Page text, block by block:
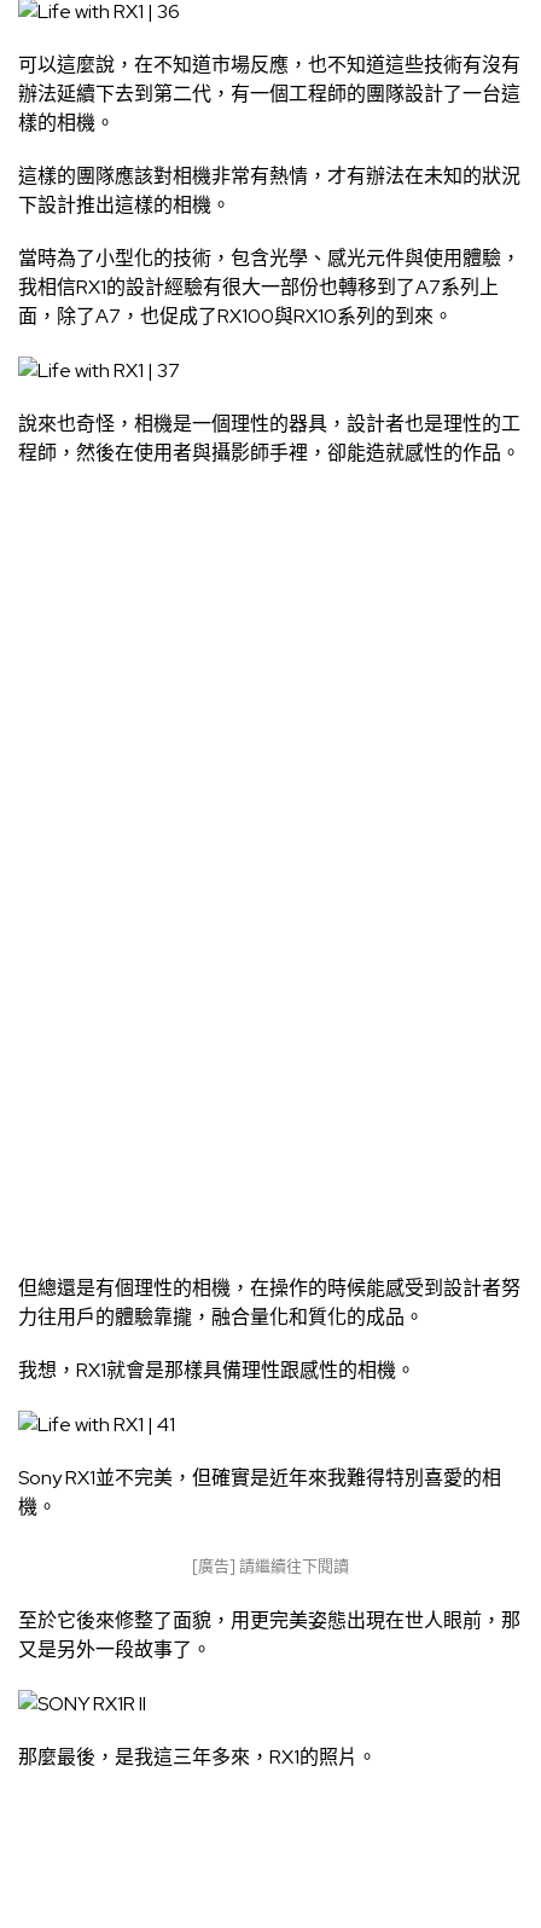
可以這麼說，在不知道市場反應，也不知道這些技術有沒有
辦法延續下去到第二代，有一個工程師的團隊設計了一台這
樣的相機。
這樣的團隊應該對相機非常有熱情，才有辦法在未知的狀況
下設計推出這樣的相機。
當時為了小型化的技術，包含光學、感光元件與使用體驗，
我相信RX1的設計經驗有很大一部份也轉移到了A7系列上
面，除了A7，也促成了RX100與RX10系列的到來。
說來也奇怪，相機是一個理性的器具，設計者也是理性的工
程師，然後在使用者與攝影師手裡，卻能造就感性的作品。